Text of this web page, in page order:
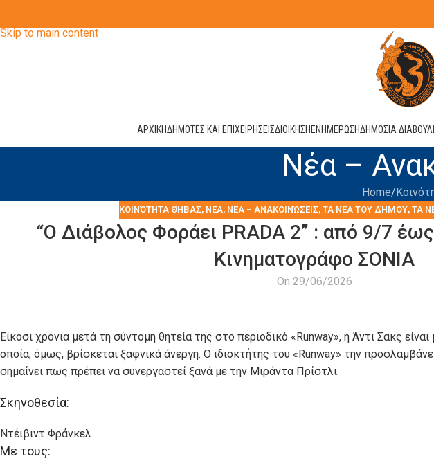
Skip to main content
ΑΡΧΙΚΗΔΗΜΟΤΕΣ ΚΑΙ ΕΠΙΧΕΙΡΗΣΕΙΣΔΙΟΙΚΗΣΗΕΝΗΜΕΡΩΣΗΔΗΜΟΣΙΑ
Νέα –
Home
KΟΙΝΌΤΗΤΑ ΘΉΒΑΣ, ΝΕΑ, ΝΈΑ – ΑΝΑΚΟΙΝΏΣΕΙΣ,ΤΑ ΝΈΑ ΤΟΥ ΔΉΜΟΥ,ΤΑ
“Ο Διάβολος Φοράει PRADA 2” : από 9/7
Κινηματογράφο ΣΟΝΙΑ
On 29/06/2026
Είκοσι χρόνια μετά τη σύντομη θητεία της στο περιοδικό «Runway», η Άντι Σακς
οποία, όμως, βρίσκεται ξαφνικά άνεργη. Ο ιδιοκτήτης του «Runway» την
σημαίνει πως πρέπει να συνεργαστεί ξανά με την Μιράντα Πρίστλι.
Σκηνοθεσία:
Ντέιβιντ Φράνκελ
Με τους: